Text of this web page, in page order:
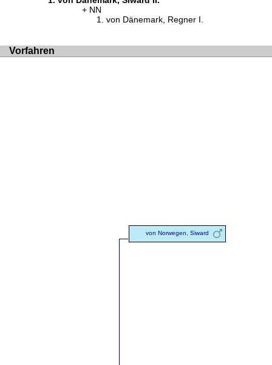
NN
von Dänemark, Regner I.
Vorfahren
von Norwegen, Siward